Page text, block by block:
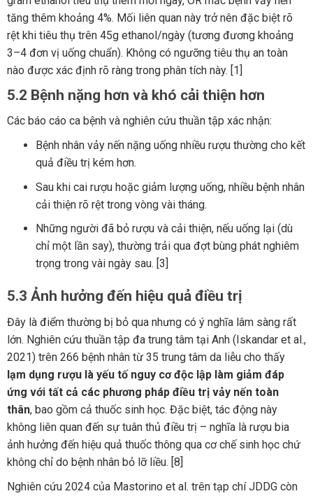
tăng thêm khoảng 4%. Mối liên quan này trở nên đặc biệt rõ
rệt khi tiêu thụ trên 45g ethanol/ngày (tương đương khoảng
3–4 đơn vị uống chuẩn). Không có ngưỡng tiêu thụ an toàn
nào được xác định rõ ràng trong phân tích này. [1]
5.2 Bệnh nặng hơn và khó cải thiện hơn
Các báo cáo ca bệnh và nghiên cứu thuần tập xác nhận:
Bệnh nhân vảy nến nặng uống nhiều rượu thường cho kết
quả điều trị kém hơn.
Sau khi cai rượu hoặc giảm lượng uống, nhiều bệnh nhân
cải thiện rõ rệt trong vòng vài tháng.
Những người đã bỏ rượu và cải thiện, nếu uống lại (dù
chỉ một lần say), thường trải qua đợt bùng phát nghiêm
trọng trong vài ngày sau. [3]
5.3 Ảnh hưởng đến hiệu quả điều trị
Đây là điểm thường bị bỏ qua nhưng có ý nghĩa lâm sàng rất
lớn. Nghiên cứu thuần tập đa trung tâm tại Anh (Iskandar et al.,
2021) trên 266 bệnh nhân từ 35 trung tâm da liễu cho thấy
lạm dụng rượu là yếu tố nguy cơ độc lập làm giảm đáp
ứng với tất cả các phương pháp điều trị vảy nến toàn
thân, bao gồm cả thuốc sinh học. Đặc biệt, tác động này
không liên quan đến sự tuân thủ điều trị – nghĩa là rượu bia
ảnh hưởng đến hiệu quả thuốc thông qua cơ chế sinh học chứ
không chỉ do bệnh nhân bỏ lỡ liều. [8]
Nghiên cứu 2024 của Mastorino et al. trên tạp chí JDDG còn